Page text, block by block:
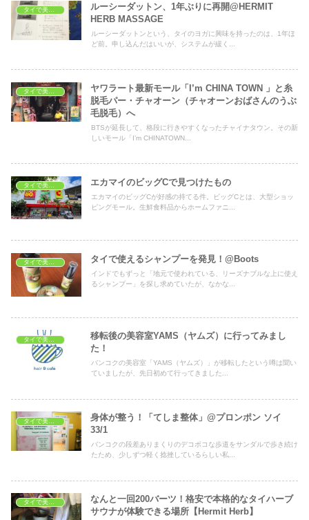
タイで美容・健康
ルーシーダットン、1年ぶりに再開@HERMIT
HERB MASSAGE
ルーシーダットンという、タイのヨガに興味を持ったのは、1年ほ
ど前。申し込んだはいいが、システムが緩く...
ヤワラート最新モール「I’m CHINA TOWN 」と糸
脱毛パー・チャオーン（チャオーンおばさんのうぶ
毛脱毛）へ
BTSが延長して、格段に行きやすくなったチャイナタウン。その新
しいモール「I’m CHINATOWN...
エカマイのビッグCで見つけたもの
エカマイのビッグCが好感の持てる件。ビッグCとは、大型ショッ
ピングモール。生鮮食料品からホームファニ...
タイで美容・健康 タイで使えるシャンプーを発見！@Boots
インドでもずっと「地元で使われている、リーズナブルな上に使え
るシャンプー」を探し求めていたが、なかな...
移転後の美容室YAMS（ヤムズ）に行ってみまし
た！
バンコクの美容室「YAMS（ヤムズ）」が移転したという噂は聞い
ていましたが、先日初めて行ってきました...
身体が整う！「てしま整体」@プロンポン ソイ
33/1
バンコクの段差ありまくりのデコボコな歩道をサンダルで歩き続け
たため、少しずつ軽く捻挫しているらしい私...
タイで美容・健康
なんと一回200バーツ！格安で本格的なタイハーブ
サウナが体験できる場所【Hermit Herb】